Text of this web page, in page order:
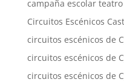
campaña escolar teatro
Circuitos Escénicos
circuitos escénicos de
circuitos escénicos de
circuitos escénicos de